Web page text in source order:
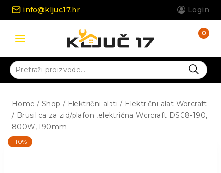
Skip
info@kljuc17.hr Login
0
Pretraži:
Home / Shop / Električni alati / Električni alat Worcraft
/ Brusilica za zid/plafon ,električna Worcraft DS08-190,
800W, 190mm
-10%